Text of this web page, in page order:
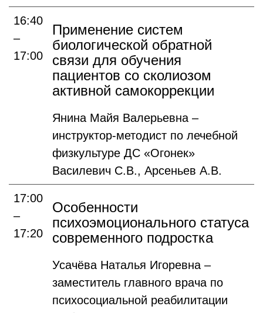
16:40
–
17:00
Применение систем
биологической обратной
связи для обучения
пациентов со сколиозом
активной самокоррекции
Янина Майя Валерьевна –
инструктор-методист по лечебной
физкультуре ДС «Огонек»
Василевич С.В., Арсеньев А.В.
17:00
–
17:20
Особенности
психоэмоционального статуса
современного подростка
Усачёва Наталья Игоревна –
заместитель главного врача по
психосоциальной реабилитации